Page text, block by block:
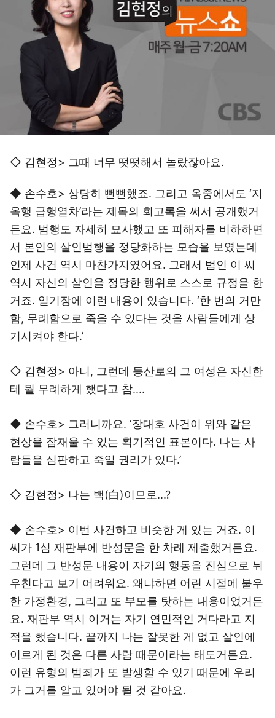
◇ 김현정> 그때 너무 떳떳해서 놀랐잖아요.
◆ 손수호> 상당히 뻔뻔했죠. 그리고 옥중에서도 ‘지
옥행 급행열차’라는 제목의 회고록을 써서 공개했거
든요. 범행도 자세히 묘사했고 또 피해자를 비하하면
서 본인의 살인범행을 정당화하는 모습을 보였는데
인제 사건 역시 마찬가지였어요. 그래서 범인 이 씨
역시 자신의 살인을 정당한 행위로 스스로 규정을 한
거죠. 일기장에 이런 내용이 있습니다. ‘한 번의 거만
함, 무례함으로 죽을 수 있다는 것을 사람들에게 상
기시켜야 한다.’
◇ 김현정> 아니, 그런데 등산로의 그 여성은 자신한
테 뭘 무례하게 했다고 참....
◆ 손수호> 그러니까요. ‘장대호 사건이 위와 같은
현상을 잠재울 수 있는 획기적인 표본이다. 나는 사
람들을 심판하고 죽일 권리가 있다.’
◇ 김현정> 나는 백(白)이므로...?
◆ 손수호> 이번 사건하고 비슷한 게 있는 거죠. 이
씨가 1심 재판부에 반성문을 한 차례 제출했거든요.
그런데 그 반성문 내용이 자기의 행동을 진심으로 뉘
우친다고 보기 어려워요. 왜냐하면 어린 시절에 불우
한 가정환경, 그리고 또 부모를 탓하는 내용이었거든
요. 재판부 역시 이거는 자기 연민적인 거다라고 지
적을 했습니다. 끝까지 나는 잘못한 게 없고 살인에
이르게 된 것은 다른 사람 때문이라는 태도거든요.
이런 유형의 범죄가 또 발생할 수 있기 때문에 우리
가 그거를 알고 있어야 될 것 같아요.